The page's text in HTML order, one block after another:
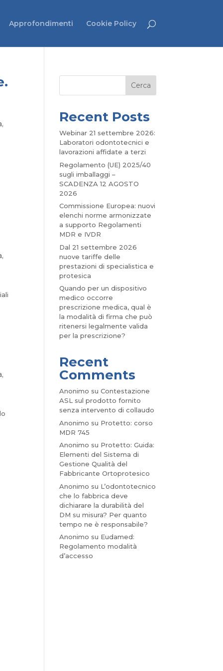
Approfondimenti Cookie Policy
,
,
,
Cerca
Recent Posts
Webinar 21 settembre 2026:
Laboratori odontotecnici e
lavorazioni affidate a terzi
Regolamento (UE) 2025/40
sugli imballaggi –
SCADENZA 12 AGOSTO
2026
Commissione Europea: nuovi
elenchi norme armonizzate
a supporto Regolamenti
MDR e IVDR
Dal 21 settembre 2026
nuove tariffe delle
prestazioni di specialistica e
protesica
Quando per un dispositivo
medico occorre
prescrizione medica, qual è
la modalità di firma che può
ritenersi legalmente valida
per la prescrizione?
Recent
Comments
Anonimo suContestazione
ASL sul prodotto fornito
senza intervento di collaudo
Anonimo su Protetto: corso
MDR 745
Anonimo su Protetto: Guida:
Elementi del Sistema di
Gestione Qualità del
Fabbricante Ortoprotesico
Anonimo su L’odontotecnico
che lo fabbrica deve
dichiarare la durabilità del
DM su misura? Per quanto
tempo ne è responsabile?
Anonimo su Eudamed:
Regolamento modalità
d’accesso